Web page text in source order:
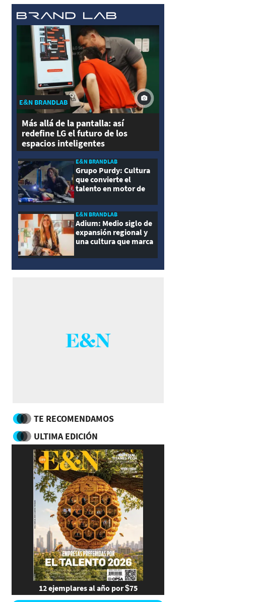
E&N BRANDLAB
Más allá de la pantalla: así
redefine LG el futuro de los
espacios inteligentes
E&N BRANDLAB
Grupo Purdy: Cultura
que convierte el
talento en motor de
E&N BRANDLAB
Adium: Medio siglo de
expansión regional y
una cultura que marca
TE RECOMENDAMOS
ULTIMA EDICIÓN
12 ejemplares al año por $75